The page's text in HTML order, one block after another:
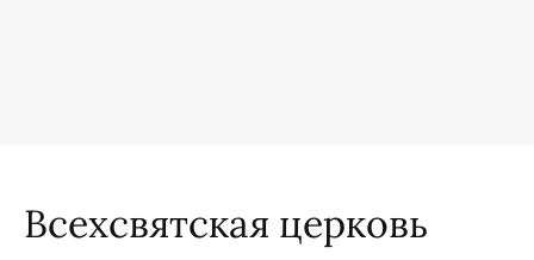
Всехсвятская церковь